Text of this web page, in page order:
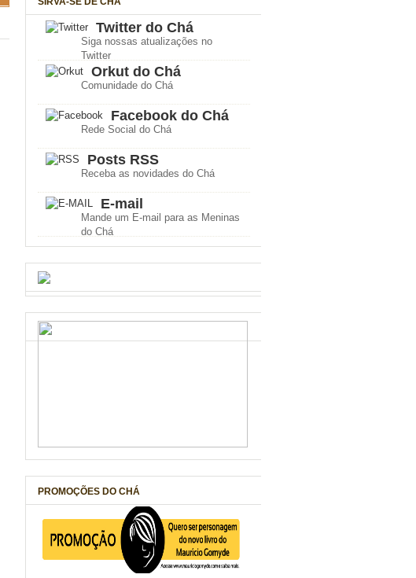
Twitter do Chá
Siga nossas atualizações no
Twitter
Orkut do Chá
Comunidade do Chá
Facebook do Chá
Rede Social do Chá
Posts RSS
Receba as novidades do Chá
E-mail
Mande um E-mail para as Meninas
do Chá
PROMOÇÕES DO CHÁ